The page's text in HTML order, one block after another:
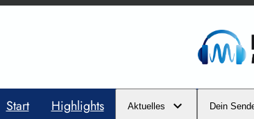
Start Highlights Aktuelles Dein